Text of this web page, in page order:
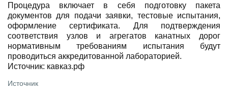
Процедура включает в себя подготовку пакета
документов для подачи заявки, тестовые испытания,
оформление сертификата. Для подтверждения
соответствия узлов и агрегатов канатных дорог
нормативным требованиям испытания будут
проводиться аккредитованной лабораторией.
Источник: кавказ.рф
Источник